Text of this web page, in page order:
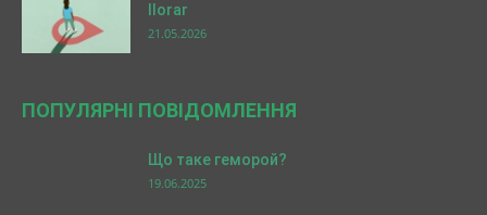
llorar
21.05.2026
ПОПУЛЯРНІ ПОВІДОМЛЕННЯ
Що таке геморой?
19.06.2025